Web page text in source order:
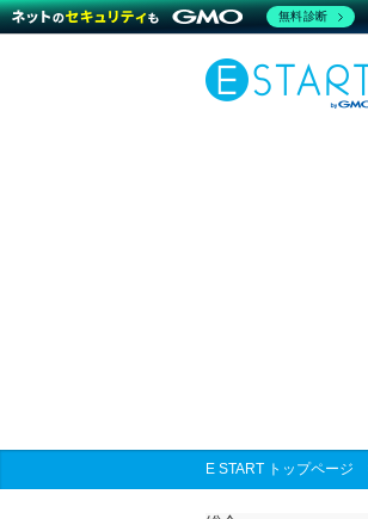
E START トップページ
無料診断